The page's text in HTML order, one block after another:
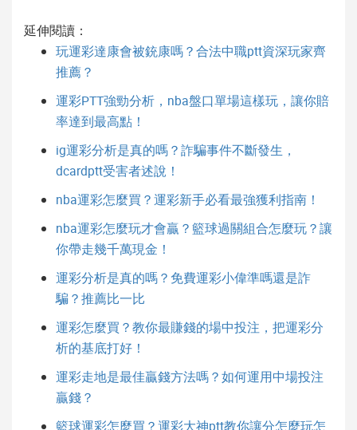
延伸閱讀：
玩運彩達康會被銃康嗎？合法中職ptt資深玩家齊
推薦？
運彩PTT強勁分析，nba盤口單場這樣玩，讓你賠
率達到最高點！
ig運彩分析是真的嗎？詐騙事件不斷發生，
dcardptt受害者述說！
nba運彩怎麼買？運彩新手必看最強獲利指南！
nba運彩怎麼玩才會贏？籃球過關組合怎麼玩？讓
你帶走幾千萬現金！
運彩分析是真的嗎？免費運彩小偉準嗎還是詐
騙？推薦比一比
運彩怎麼買？教你最賺錢的場中投注，把運彩分
析的基底打好！
運彩走地是最佳贏錢方法嗎？如何運用中場投注
贏錢？
籃球運彩怎麼買？運彩大神ptt教你讓分怎麼玩怎